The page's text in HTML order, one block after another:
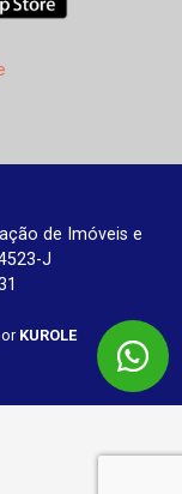
de Imóveis e
J
KUROLE